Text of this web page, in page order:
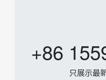
+86
只展示最